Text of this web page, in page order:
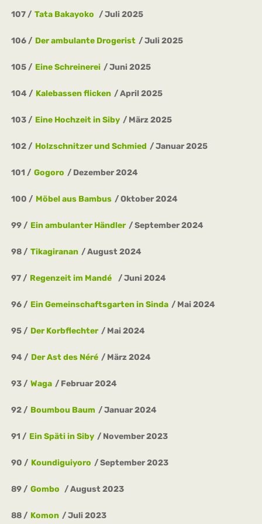
107 Tata Bakayoko Juli 2025
106 Der ambulante Drogerist Juli 2025
105 Eine Schreinerei Juni 2025
104 Kalebassen flicken April 2025
103 Eine Hochzeit in Siby März 2025
102 Holzschnitzer und Schmied Januar 2025
101 Gogoro Dezember 2024
100 Möbel aus Bambus Oktober 2024
99 Ein ambulanter Händler September 2024
98 Tikagiranan August 2024
97 Regenzeit im Mandé Juni 2024
96 Ein Gemeinschaftsgarten in Sinda Mai 2024
95 Der Korbflechter Mai 2024
94 Der Ast des Néré März 2024
93 Waga Februar 2024
92 Boumbou Baum Januar 2024
91 Ein Späti in Siby November 2023
90 Koundiguiyoro September 2023
89 Gombo August 2023
88 Komon Juli 2023